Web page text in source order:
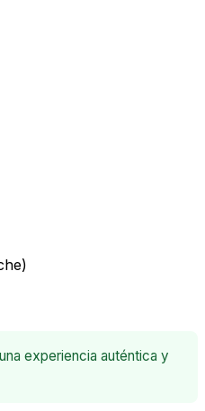
experiencia auténtica y